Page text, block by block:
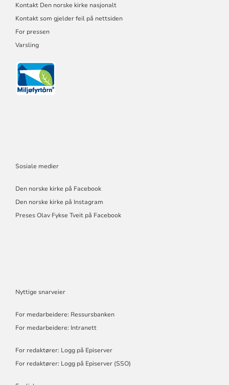
Kontakt Den norske kirke nasjonalt
Kontakt som gjelder feil på nettsiden
For pressen
Varsling
Sosiale medier
Den norske kirke på Facebook
Den norske kirke på Instagram
Preses Olav Fykse Tveit på Facebook
Nyttige snarveier
For medarbeidere: Ressursbanken
For medarbeidere: Intranett
For redaktører: Logg på Episerver
For redaktører: Logg på Episerver (SSO)